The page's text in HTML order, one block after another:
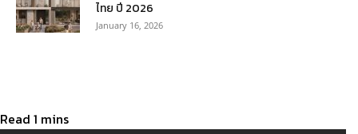
ไทย ปี 2026
January 16, 2026